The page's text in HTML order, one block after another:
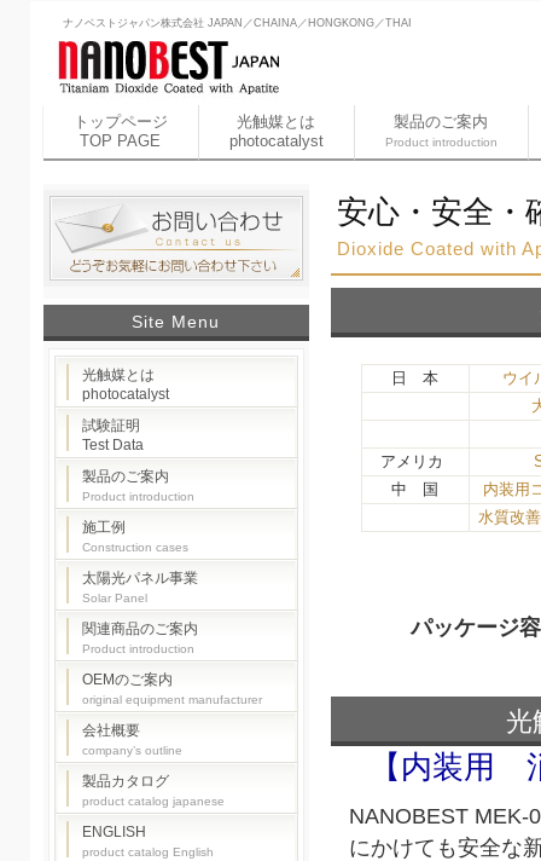
ナノベストジャパン株式会社 JAPAN／CHAINA／HONGKONG／THAI
トップページ
TOP PAGE
光触媒とは
photocatalyst
製品のご案内
Product introduction
安心・安全
Dioxide Coated with
日 本
ウイ
アメリカ
中 国
内装用
水質改
パッケージ
光
【内装用
NANOBEST MEK-
にかけても安全な
Site Menu
光触媒とは
photocatalyst
試験証明
Test Data
製品のご案内
Product introduction
施工例
Construction cases
太陽光パネル事業
Solar Panel
関連商品のご案内
Product introduction
OEMのご案内
original equipment manufacturer
会社概要
company’s outline
製品カタログ
product catalog japanese
ENGLISH
product catalog English